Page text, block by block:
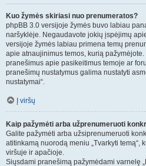
Kuo žymės skiriasi nuo prenumeratos?
phpBB 3.0 versijoje žymės buvo labiau
naršyklėje. Negaudavote jokių įspėjimų
versijoje žymės labiau primena temų
apie atnaujinimus temos, kurią
pranešimus apie pasikeitimus temoje ar
pranešimų nustatymus galima nustatyti
nustatymai“.
Į viršų
Kaip pažymėti arba užprenumeruoti
Galite pažymėti arba užsiprenumeruoti
atitinkamą nuorodą meniu „Tvarkyti temą“,
viršuje ir apačioje.
Siųsdami pranešimą pažymėdami varnelę